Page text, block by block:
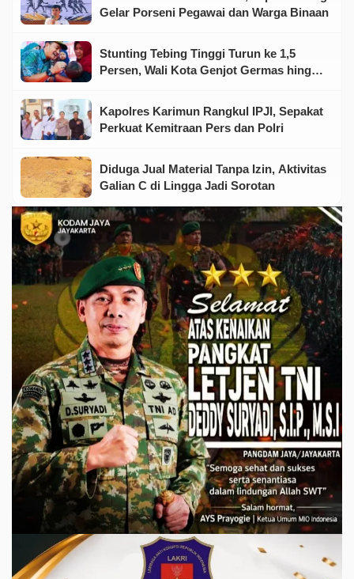
Gelar Porseni Pegawai dan Warga Binaan
Stunting Tebing Tinggi Turun ke 1,5
Persen, Wali Kota Genjot Germas hingga
Kapolres Karimun Rangkul IPJI, Sepakat
Perkuat Kemitraan Pers dan Polri
Diduga Jual Material Tanpa Izin, Aktivitas
Galian C di Lingga Jadi Sorotan